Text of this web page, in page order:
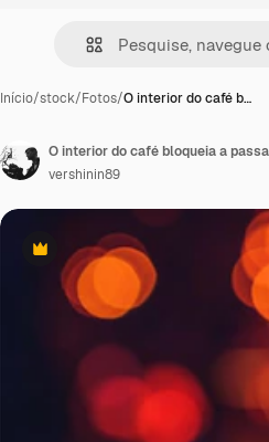
Início/stock/Fotos/O interior do café b…
Premium
vershinin89